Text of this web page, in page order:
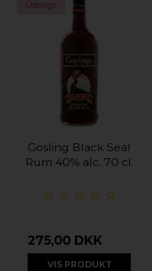
Udsolgt
Gosling Black Seal
Rum 40% alc. 70 cl.
275,00 DKK
VIS PRODUKT